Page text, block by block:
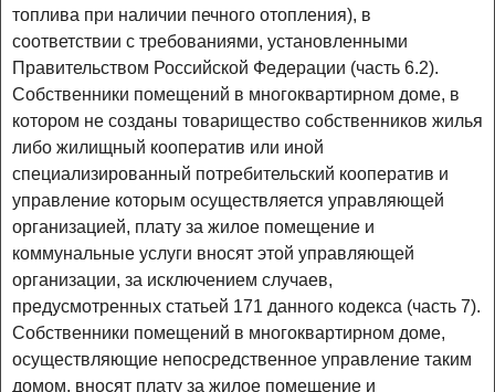
топлива при наличии печного отопления), в
соответствии с требованиями, установленными
Правительством Российской Федерации (часть 6.2).
Собственники помещений в многоквартирном доме, в
котором не созданы товарищество собственников жилья
либо жилищный кооператив или иной
специализированный потребительский кооператив и
управление которым осуществляется управляющей
организацией, плату за жилое помещение и
коммунальные услуги вносят этой управляющей
организации, за исключением случаев,
предусмотренных статьей 171 данного кодекса (часть 7).
Собственники помещений в многоквартирном доме,
осуществляющие непосредственное управление таким
домом, вносят плату за жилое помещение и